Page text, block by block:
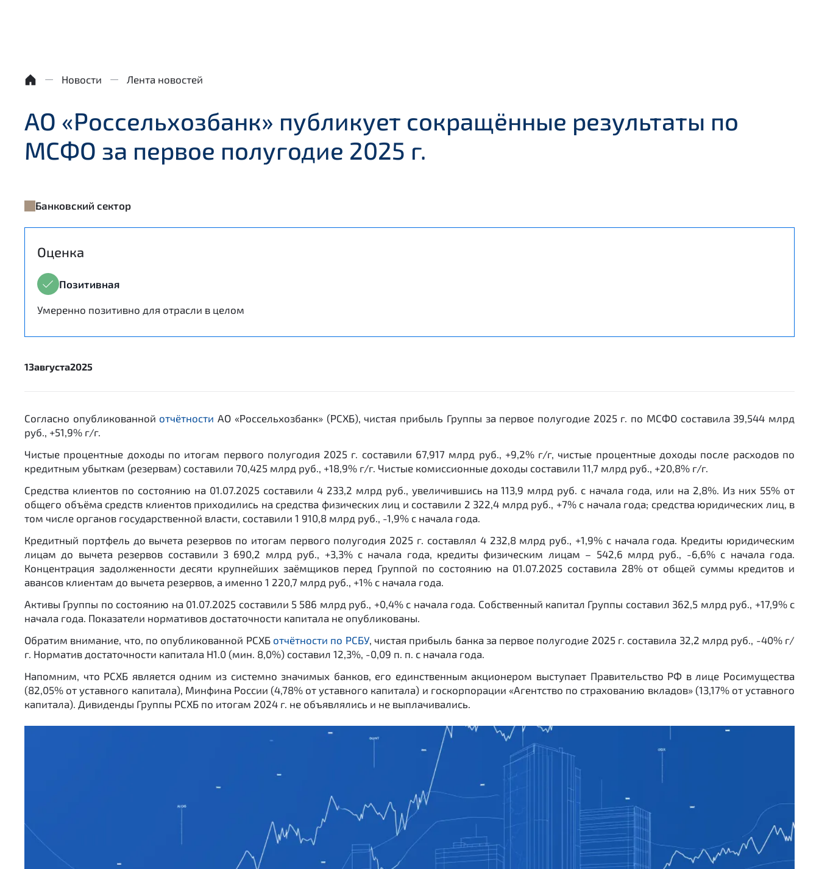
Новости Лента новостей
АО «Россельхозбанк» публикует сокращённые результаты по
МСФО за первое полугодие 2025 г.
Банковский сектор
Оценка
Позитивная
Умеренно позитивно для отрасли в целом
13августа2025
Согласно опубликованной отчётности АО «Россельхозбанк» (РСХБ), чистая прибыль Группы за первое полугодие 2025 г. по МСФО составила 39,544 млрд
руб., +51,9% г/г.
Чистые процентные доходы по итогам первого полугодия 2025 г. составили 67,917 млрд руб., +9,2% г/г, чистые процентные доходы после расходов по
кредитным убыткам (резервам) составили 70,425 млрд руб., +18,9% г/г. Чистые комиссионные доходы составили 11,7 млрд руб., +20,8% г/г.
Средства клиентов по состоянию на 01.07.2025 составили 4 233,2 млрд руб., увеличившись на 113,9 млрд руб. с начала года, или на 2,8%. Из них 55% от
общего объёма средств клиентов приходились на средства физических лиц и составили 2 322,4 млрд руб., +7% с начала года; средства юридических лиц, в
том числе органов государственной власти, составили 1 910,8 млрд руб., -1,9% с начала года.
Кредитный портфель до вычета резервов по итогам первого полугодия 2025 г. составлял 4 232,8 млрд руб., +1,9% с начала года. Кредиты юридическим
лицам до вычета резервов составили 3 690,2 млрд руб., +3,3% с начала года, кредиты физическим лицам – 542,6 млрд руб., -6,6% с начала года.
Концентрация задолженности десяти крупнейших заёмщиков перед Группой по состоянию на 01.07.2025 составила 28% от общей суммы кредитов и
авансов клиентам до вычета резервов, а именно 1 220,7 млрд руб., +1% с начала года.
Активы Группы по состоянию на 01.07.2025 составили 5 586 млрд руб., +0,4% с начала года. Собственный капитал Группы составил 362,5 млрд руб., +17,9% с
начала года. Показатели нормативов достаточности капитала не опубликованы.
Обратим внимание, что, по опубликованной РСХБ отчётности по РСБУ, чистая прибыль банка за первое полугодие 2025 г. составила 32,2 млрд руб., -40% г/
г. Норматив достаточности капитала Н1.0 (мин. 8,0%) составил 12,3%, -0,09 п. п. с начала года.
Напомним, что РСХБ является одним из системно значимых банков, его единственным акционером выступает Правительство РФ в лице Росимущества
(82,05% от уставного капитала), Минфина России (4,78% от уставного капитала) и госкорпорации «Агентство по страхованию вкладов» (13,17% от уставного
капитала). Дивиденды Группы РСХБ по итогам 2024 г. не объявлялись и не выплачивались.